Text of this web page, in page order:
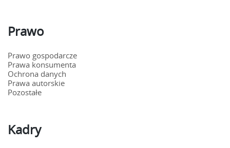
Prawo
Prawo gospodarcze
Prawa konsumenta
Ochrona danych
Prawa autorskie
Pozostałe
Kadry